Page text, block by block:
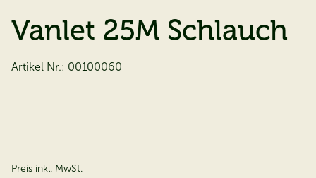
Vanlet 25M Schlauch
Artikel Nr.: 00100060
Preis inkl. MwSt.